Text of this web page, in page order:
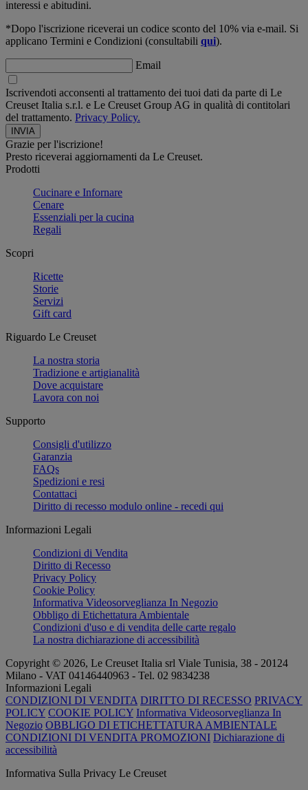
interessi e abitudini.
*Dopo l'iscrizione riceverai un codice sconto del 10% via e-mail. Si
applicano Termini e Condizioni (consultabili qui).
Email
Iscrivendoti acconsenti al trattamento dei tuoi dati da parte di Le
Creuset Italia s.r.l. e Le Creuset Group AG in qualità di contitolari
del trattamento. Privacy Policy.
Grazie per l'iscrizione!
Presto riceverai aggiornamenti da Le Creuset.
Prodotti
Cucinare e Infornare
Cenare
Essenziali per la cucina
Regali
Scopri
Ricette
Storie
Servizi
Gift card
Riguardo Le Creuset
La nostra storia
Tradizione e artigianalità
Dove acquistare
Lavora con noi
Supporto
Consigli d'utilizzo
Garanzia
FAQs
Spedizioni e resi
Contattaci
Diritto di recesso modulo online - recedi qui
Informazioni Legali
Condizioni di Vendita
Diritto di Recesso
Privacy Policy
Cookie Policy
Informativa Videosorveglianza In Negozio
Obbligo di Etichettatura Ambientale
Condizioni d'uso e di vendita delle carte regalo
La nostra dichiarazione di accessibilità
Copyright © 2026, Le Creuset Italia srl ​​Viale Tunisia, 38 - 20124
Milano - VAT 04146440963 - Tel. 02 9834238
Informazioni Legali
CONDIZIONI DI VENDITA DIRITTO DI RECESSO PRIVACY
POLICY COOKIE POLICY Informativa Videosorveglianza In
Negozio OBBLIGO DI ETICHETTATURA AMBIENTALE
CONDIZIONI DI VENDITA PROMOZIONI Dichiarazione di
accessibilità
Informativa Sulla Privacy Le Creuset